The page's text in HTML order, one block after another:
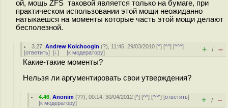
ой, мощь ZFS таковой является только на бумаге, при
практическом использовании этой мощи неожиданно
натыкаешся на моменты которые часть этой мощи делают
бесполезной.
3.27 ,Andrew Kolchoogin (?), 11:46, 29/03/2010 [^] [^^] [^^^]
[ответить] [↓] [к модератору] + / –
Какие-такие моменты?
Нельзя ли аргументировать свои утверждения?
4.46 ,Anonim (??), 00:14, 30/04/2012 [^] [^^] [^^^] [ответить]
[к модератору] + / –